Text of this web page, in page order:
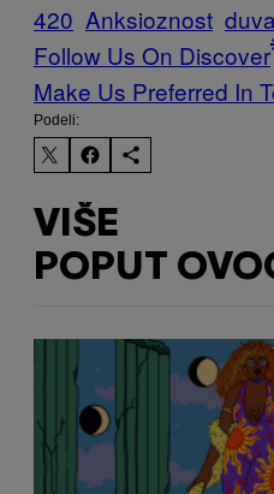
420 Anksioznost
Follow Us On Discover
Make Us Preferred In
Podeli:
VIŠE
POPUT